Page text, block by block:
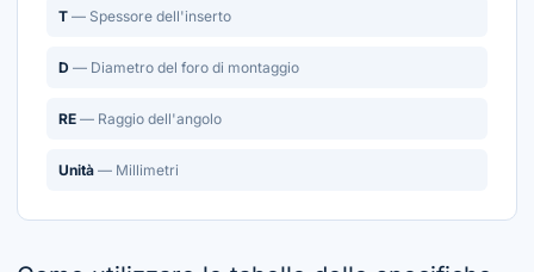
T — Spessore dell'inserto
D — Diametro del foro di montaggio
RE — Raggio dell'angolo
Unità — Millimetri